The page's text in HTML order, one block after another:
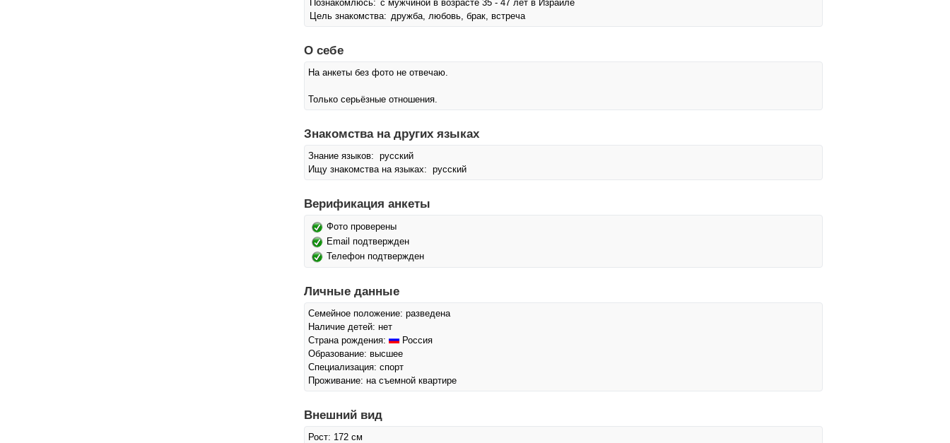
Познакомлюсь: с мужчиной в возрасте 35 - 47 лет в Израиле
Цель знакомства: дружба, любовь, брак, встреча
О себе
На анкеты без фото не отвечаю.
Только серьёзные отношения.
Знакомства на других языках
Знание языков: русский
Ищу знакомства на языках: русский
Верификация анкеты
Фото проверены
Email подтвержден
Телефон подтвержден
Личные данные
Семейное положение: разведена
Наличие детей: нет
Страна рождения:
Россия
Образование: высшее
Специализация: спорт
Проживание: на съемной квартире
Внешний вид
Рост: 172 см